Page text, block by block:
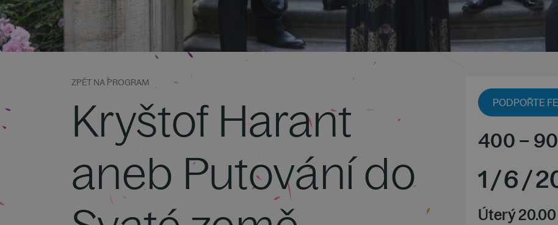
ZPĚT NA PROGRAM
Kryštof Harant
aneb Putování do
PODPOŘTE
400 –
1/6/
Úterý 20.00